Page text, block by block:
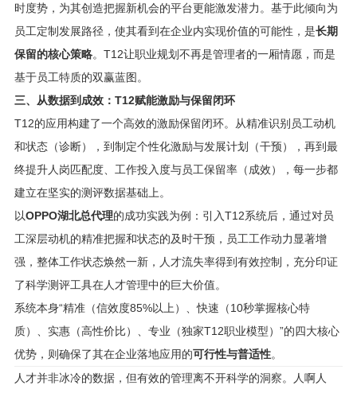
时度势，为其创造把握新机会的平台更能激发潜力。基于此倾向为
员工定制发展路径，使其看到在企业内实现价值的可能性，是长期
保留的核心策略。T12让职业规划不再是管理者的一厢情愿，而是
基于员工特质的双赢蓝图。
三、从数据到成效：T12赋能激励与保留闭环
T12的应用构建了一个高效的激励保留闭环。从精准识别员工动机
和状态（诊断），到制定个性化激励与发展计划（干预），再到最
终提升人岗匹配度、工作投入度与员工保留率（成效），每一步都
建立在坚实的测评数据基础上。
以OPPO湖北总代理的成功实践为例：引入T12系统后，通过对员
工深层动机的精准把握和状态的及时干预，员工工作动力显著增
强，整体工作状态焕然一新，人才流失率得到有效控制，充分印证
了科学测评工具在人才管理中的巨大价值。
系统本身“精准（信效度85%以上）、快速（10秒掌握核心特
质）、实惠（高性价比）、专业（独家T12职业模型）”的四大核心
优势，则确保了其在企业落地应用的可行性与普适性。
人才并非冰冷的数据，但有效的管理离不开科学的洞察。人啊人